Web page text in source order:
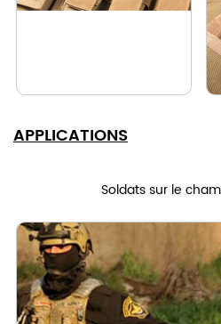
APPLICATIONS
Soldats sur le